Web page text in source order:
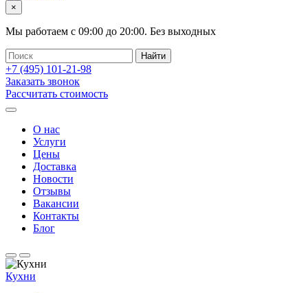
×
Мы работаем с 09:00 до 20:00. Без выходных
+7 (495) 101-21-98
Заказать звонок
Рассчитать стоимость
О нас
Услуги
Цены
Доставка
Новости
Отзывы
Вакансии
Контакты
Блог
Кухни